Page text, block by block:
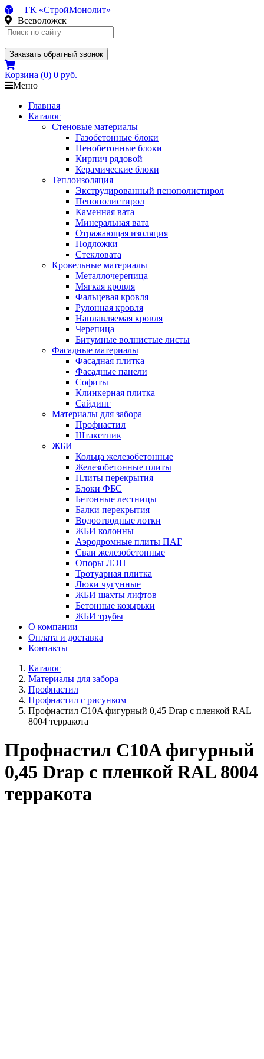
ГК «СтройМонолит»
Всеволожск
Заказать обратный звонок
Корзина (0) 0 руб.
Меню
Главная
Каталог
Стеновые материалы
Газобетонные блоки
Пенобетонные блоки
Кирпич рядовой
Керамические блоки
Теплоизоляция
Экструдированный пенополистирол
Пенополистирол
Каменная вата
Минеральная вата
Отражающая изоляция
Подложки
Стекловата
Кровельные материалы
Металлочерепица
Мягкая кровля
Фальцевая кровля
Рулонная кровля
Наплавляемая кровля
Черепица
Битумные волнистые листы
Фасадные материалы
Фасадная плитка
Фасадные панели
Софиты
Клинкерная плитка
Сайдинг
Материалы для забора
Профнастил
Штакетник
ЖБИ
Кольца железобетонные
Железобетонные плиты
Плиты перекрытия
Блоки ФБС
Бетонные лестницы
Балки перекрытия
Водоотводные лотки
ЖБИ колонны
Аэродромные плиты ПАГ
Сваи железобетонные
Опоры ЛЭП
Тротуарная плитка
Люки чугунные
ЖБИ шахты лифтов
Бетонные козырьки
ЖБИ трубы
О компании
Оплата и доставка
Контакты
Каталог
Материалы для забора
Профнастил
Профнастил с рисунком
Профнастил С10A фигурный 0,45 Drap с пленкой RAL
8004 терракота
Профнастил С10A фигурный
0,45 Drap с пленкой RAL 8004
терракота